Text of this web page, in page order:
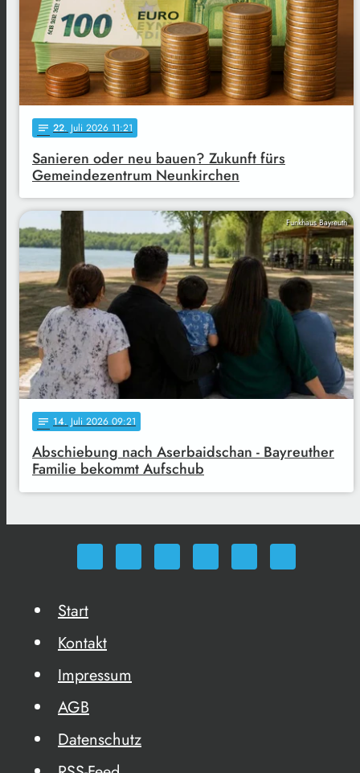
notes 22. Juli 2026 11:21
Sanieren oder neu bauen? Zukunft fürs
Gemeindezentrum Neunkirchen
Funkhaus Bayreuth
notes 14. Juli 2026 09:21
Abschiebung nach Aserbaidschan - Bayreuther
Familie bekommt Aufschub
Start
Kontakt
Impressum
AGB
Datenschutz